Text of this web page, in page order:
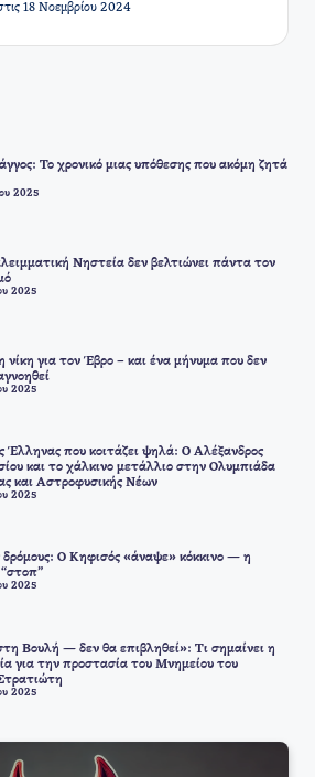
18 Νοεμβρίου 2024
Το χρονικό μιας υπόθεσης που ακόμη ζητά
2025
Νηστεία δεν βελτιώνει πάντα τον
2025
νίκη για τον Έβρο – και ένα μήνυμα που δεν
2025
Έλληνας που κοιτάζει ψηλά: Ο Αλέξανδρος
και το χάλκινο μετάλλιο στην Ολυμπιάδα
και Αστροφυσικής Νέων
2025
δρόμους: Ο Κηφισός «άναψε» κόκκινο — η
2025
Βουλή — δεν θα επιβληθεί»: Τι σημαίνει η
για την προστασία του Μνημείου του
2025